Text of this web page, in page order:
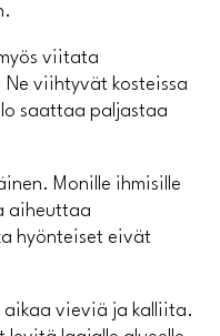
viitata
Ne viihtyvät kosteissa
saattaa paljastaa
Monille ihmisille
aiheuttaa
hyönteiset eivät
vieviä ja kalliita.